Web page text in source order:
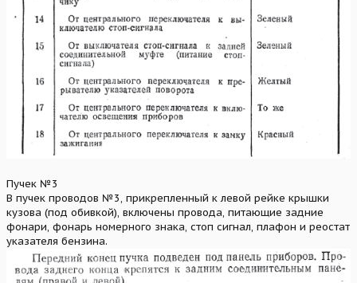
Пучек №3
В пучек проводов №3, прикрепленный к левой рейке крышки
кузова (под обивкой), включены провода, питающие задние
фонари, фонарь номерного знака, стоп сигнал, плафон и реостат
указателя бензина.